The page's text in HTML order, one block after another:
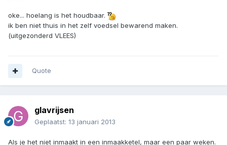
oke... hoelang is het houdbaar.
ik ben niet thuis in het zelf voedsel bewarend maken.
(uitgezonderd VLEES)
Quote
glavrijsen
Geplaatst: 13 januari 2013
Als je het niet inmaakt in een inmaakketel, maar een paar weken.